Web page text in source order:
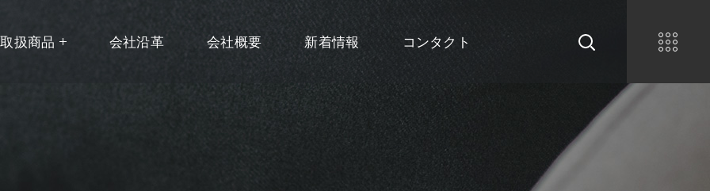
取扱商品 会社沿革 会社概要 新着情報 コンタクト